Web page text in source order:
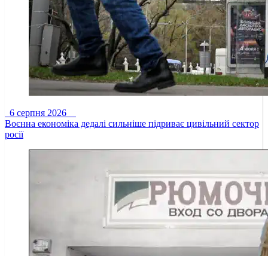
6 серпня 2026
Воєнна економіка дедалі сильніше підриває цивільний сектор
росії